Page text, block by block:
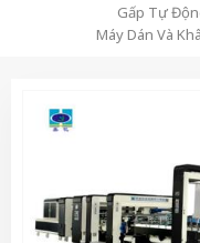
Gấp Tự
Máy Dán Và